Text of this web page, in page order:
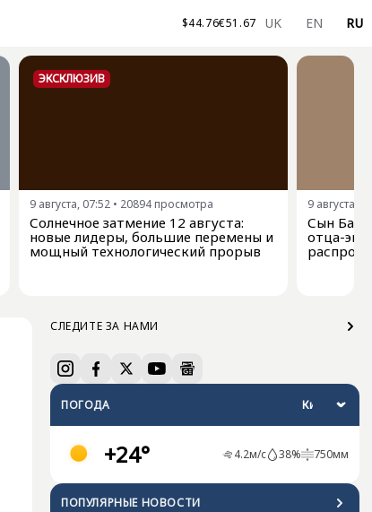
$44.76€51.67 UK EN RU
ЭКСКЛЮЗИВ
9 августа, 07:52 • 20894 просмотра
Солнечное затмение 12 августа:
новые лидеры, большие перемены и
мощный технологический прорыв
9 августа,
Сын
отца-
СЛЕДИТЕ ЗА НАМИ
ПОГОДА
+24° 4.2м/с 38% 750мм
ПОПУЛЯРНЫЕ НОВОСТИ